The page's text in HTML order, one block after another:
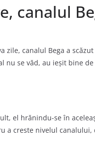
canalul
zile, canalul Bega a
nu se văd, au ieșit bine
el hrănindu-se în
a creste nivelul